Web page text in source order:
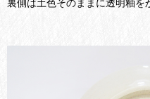
裏側は土色そのままに透明釉を